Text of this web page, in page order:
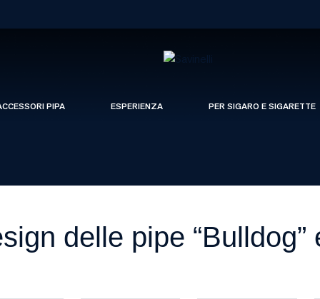
ACCESSORI PIPA ESPERIENZA PER SIGARO E SIGARETTE
delle pipe “Bulldog”